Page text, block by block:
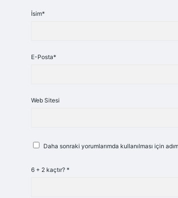
İsim*
E-Posta*
Web Sitesi
Daha sonraki yorumlarımda kullanılması için
6 + 2 kaçtır? *